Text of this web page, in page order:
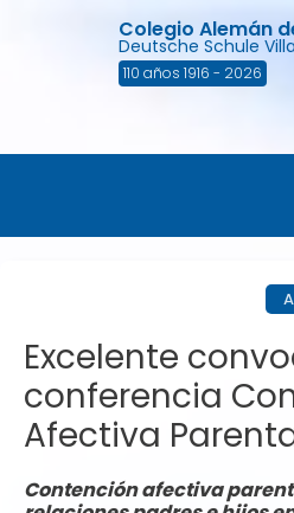
Colegio Alemán
Deutsche Schule
110 años 1916 - 2026
Excelente
conferencia
Afectiva
Contención afectiva